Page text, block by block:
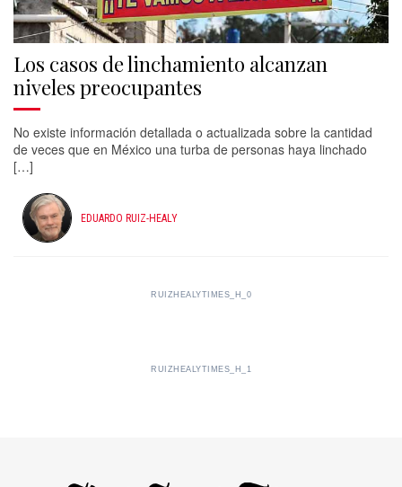
Los casos de linchamiento alcanzan
niveles preocupantes
No existe información detallada o actualizada sobre la cantidad
de veces que en México una turba de personas haya linchado
[…]
EDUARDO RUIZ-HEALY
RUIZHEALYTIMES_H_0
RUIZHEALYTIMES_H_1